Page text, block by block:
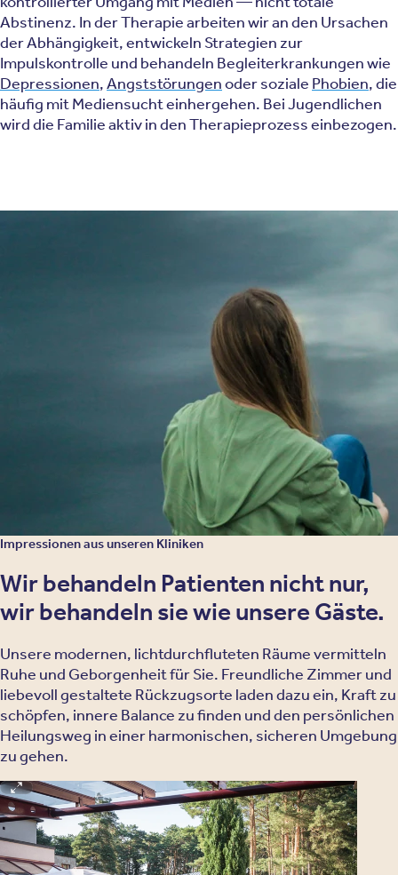
Abstinenz. In der Therapie arbeiten wir an den Ursachen
der Abhängigkeit, entwickeln Strategien zur
Impulskontrolle und behandeln Begleiterkrankungen wie
Depressionen,Angststörungenoder soziale Phobien, die
häufig mit Mediensucht einhergehen. Bei Jugendlichen
wird die Familie aktiv in den Therapieprozess einbezogen.
Zur Behandlung von digitaler Sucht setzen wir unter
Biologische Therapieverfahren
Akzeptanz- und Commitment-Therapie
Impressionen aus unseren Kliniken
Wir behandeln Patienten nicht nur,
wir behandeln sie wie unsere Gäste.
Unsere modernen, lichtdurchfluteten Räume vermitteln
Ruhe und Geborgenheit für Sie. Freundliche Zimmer und
liebevoll gestaltete Rückzugsorte laden dazu ein, Kraft zu
schöpfen, innere Balance zu finden und den persönlichen
Heilungsweg in einer harmonischen, sicheren Umgebung
zu gehen.